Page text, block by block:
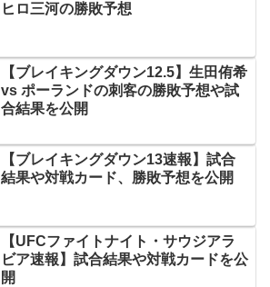
ヒロ三河の勝敗予想
【ブレイキングダウン12.5】生田侑希
vs ポーランドの刺客の勝敗予想や試
合結果を公開
【ブレイキングダウン13速報】試合
結果や対戦カード、勝敗予想を公開
【UFCファイトナイト・サウジアラ
ビア速報】試合結果や対戦カードを公
開